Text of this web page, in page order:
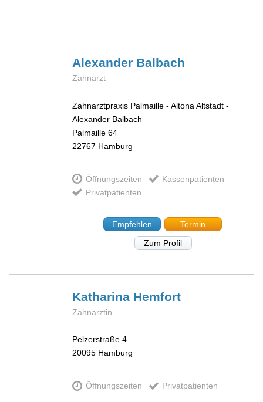
Alexander Balbach
Zahnarzt
Zahnarztpraxis Palmaille - Altona Altstadt -
Alexander Balbach
Palmaille 64
22767 Hamburg
Öffnungszeiten
Kassenpatienten
Privatpatienten
Empfehlen
Termin
Zum Profil
Katharina Hemfort
Zahnärztin
Pelzerstraße 4
20095 Hamburg
Öffnungszeiten Privatpatienten